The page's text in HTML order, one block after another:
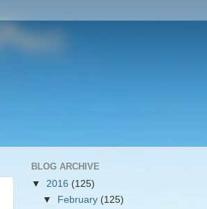
BLOG ARCHIVE
▼ 2016 (125)
▼
February (125)